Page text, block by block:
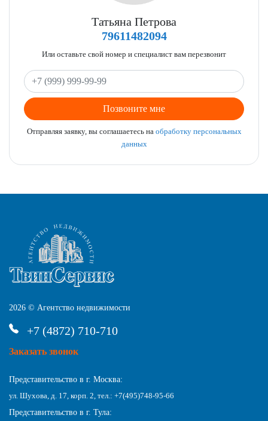
Татьяна Петрова
79611482094
Или оставьте свой номер и специалист вам перезвонит
Позвоните мне
Отправляя заявку, вы соглашаетесь на обработку персональных
данных
2026 © Агентство недвижимости
+7 (4872) 710-710
Заказать звонок
Представительство в г. Москва:
ул. Шухова, д. 17, корп. 2, тел.: +7(495)748-95-66
Представительство в г. Тула: